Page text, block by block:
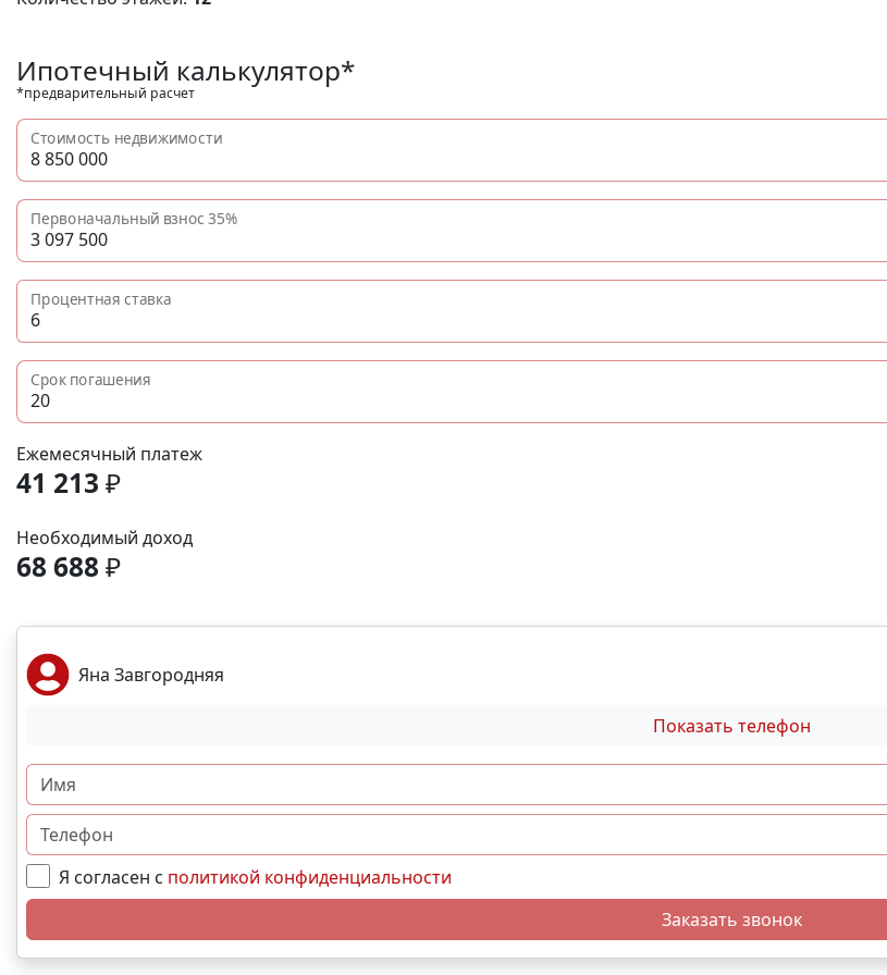
Ипотечный калькулятор*
*предварительный расчет
Стоимость недвижимости
Первоначальный взнос35%
Процентная ставка
Срок погашения
Ежемесячный платеж
41 213 ₽
Необходимый доход
68 688 ₽
Яна Завгородняя
Показать телефон
Я согласен с политикой конфиденциальности
Заказать звонок